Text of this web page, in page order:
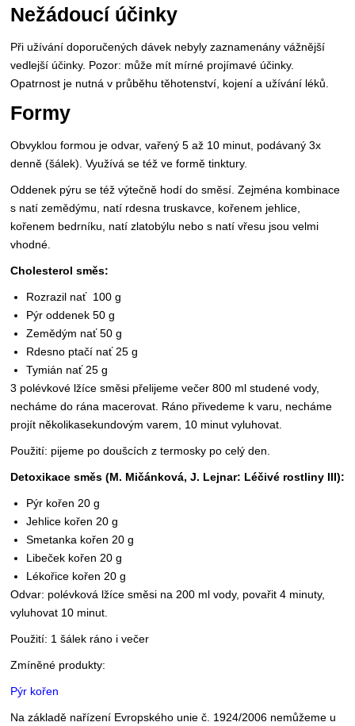
Nežádoucí účinky
Při užívání doporučených dávek nebyly zaznamenány vážnější
vedlejší účinky. Pozor: může mít mírné projímavé účinky.
Opatrnost je nutná v průběhu těhotenství, kojení a užívání léků.
Formy
Obvyklou formou je odvar, vařený 5 až 10 minut, podávaný 3x
denně (šálek). Využívá se též ve formě tinktury.
Oddenek pýru se též výtečně hodí do směsí. Zejména kombinace
s natí zemědýmu, natí rdesna truskavce, kořenem jehlice,
kořenem bedrníku, natí zlatobýlu nebo s natí vřesu jsou velmi
vhodné.
Cholesterol směs:
Rozrazil nať 100 g
Pýr oddenek 50 g
Zemědým nať 50 g
Rdesno ptačí nať 25 g
Tymián nať 25 g
3 polévkové lžíce směsi přelijeme večer 800 ml studené vody,
necháme do rána macerovat. Ráno přivedeme k varu, necháme
projít několikasekundovým varem, 10 minut vyluhovat.
Použití: pijeme po doušcích z termosky po celý den.
Detoxikace směs (M. Mičánková, J. Lejnar: Léčivé rostliny III):
Pýr kořen 20 g
Jehlice kořen 20 g
Smetanka kořen 20 g
Libeček kořen 20 g
Lékořice kořen 20 g
Odvar: polévková lžíce směsi na 200 ml vody, povařit 4 minuty,
vyluhovat 10 minut.
Použití: 1 šálek ráno i večer
Zmíněné produkty:
Pýr kořen
Na základě nařízení Evropského unie č. 1924/2006 nemůžeme u